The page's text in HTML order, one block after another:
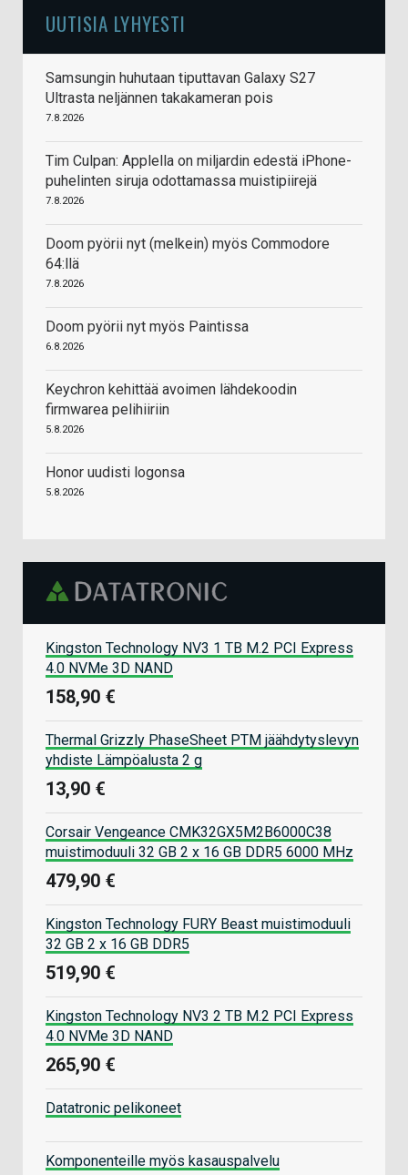
UUTISIA LYHYESTI
Samsungin huhutaan tiputtavan Galaxy S27
Ultrasta neljännen takakameran pois
7.8.2026
Tim Culpan: Applella on miljardin edestä iPhone-
puhelinten siruja odottamassa muistipiirejä
7.8.2026
Doom pyörii nyt (melkein) myös Commodore
64:llä
7.8.2026
Doom pyörii nyt myös Paintissa
6.8.2026
Keychron kehittää avoimen lähdekoodin
firmwarea pelihiiriin
5.8.2026
Honor uudisti logonsa
5.8.2026
Kingston Technology NV3 1 TB M.2 PCI Express
4.0 NVMe 3D NAND
158,90 €
Thermal Grizzly PhaseSheet PTM jäähdytyslevyn
yhdiste Lämpöalusta 2 g
13,90 €
Corsair Vengeance CMK32GX5M2B6000C38
muistimoduuli 32 GB 2 x 16 GB DDR5 6000 MHz
479,90 €
Kingston Technology FURY Beast muistimoduuli
32 GB 2 x 16 GB DDR5
519,90 €
Kingston Technology NV3 2 TB M.2 PCI Express
4.0 NVMe 3D NAND
265,90 €
Datatronic pelikoneet
Komponenteille myös kasauspalvelu